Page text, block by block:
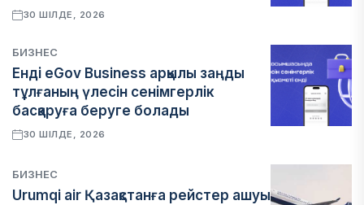
30 ШІЛДЕ, 2026
БИЗНЕС
Енді eGov Business арқылы заңды
тұлғаның үлесін сенімгерлік
басқаруға беруге болады
30 ШІЛДЕ, 2026
БИЗНЕС
Urumqi air Қазақстанға рейстер ашуы